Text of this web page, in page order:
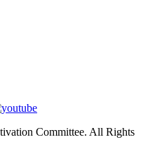
Committee. All Rights